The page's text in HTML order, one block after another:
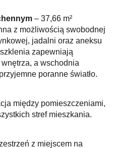
– 37,66 m²
z możliwością swobodnej
jadalni oraz aneksu
zapewniają
a wschodnia
poranne światło.
między pomieszczeniami,
stref mieszkania.
z miejscem na